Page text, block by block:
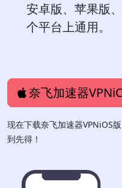
安卓版、苹果版
个平台上通用。
奈飞加速器
现在下载奈飞加速器VPNiOS
到先得！